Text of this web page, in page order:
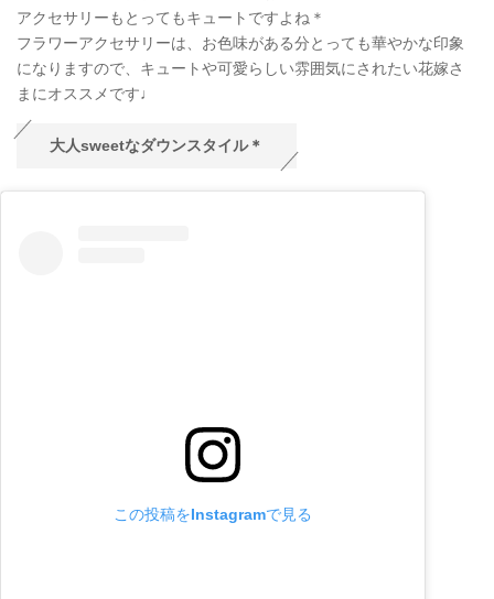
アクセサリーもとってもキュートですよね＊
フラワーアクセサリーは、お色味がある分とっても華やかな印象
になりますので、キュートや可愛らしい雰囲気にされたい花嫁さ
まにオススメです♩
大人sweetなダウンスタイル＊
この投稿をInstagramで見る